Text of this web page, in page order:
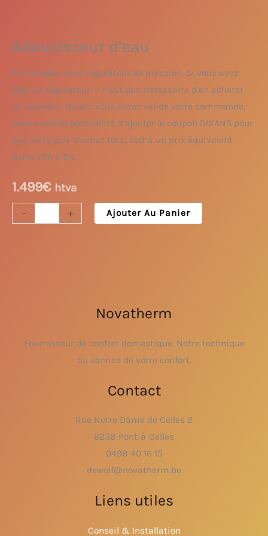
Adoucisseur d’eau
Kit complet sans régulateur de pression. Si vous avez
déjà un régulateur, il n’est pas nécessaire d’en acheter
un nouveau. Quand vous aurez validé votre commande,
vous aurez la possibilité d’ajouter le coupon DIXANS pour
que votre prix d’achat total soit à un prix équivalent
d’une TVA à 6%.
1.499€ htva
-
+ Ajouter Au Panier
Novatherm
Fournisseur de confort domestique. Notre technique
au service de votre confort.
Contact
Rue Notre Dame de Celles 2
6238 Pont-à-Celles
0498 40 16 15
dewolf@novatherm.be
Liens utiles
Conseil & Installation